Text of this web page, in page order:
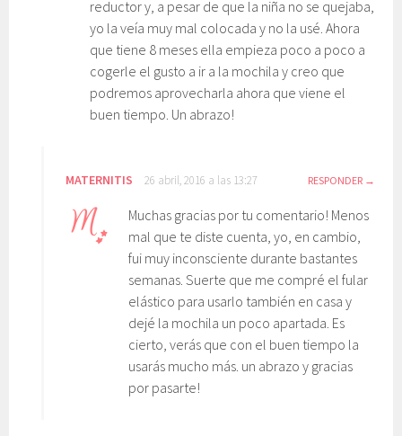
reductor y, a pesar de que la niña no se quejaba,
yo la veía muy mal colocada y no la usé. Ahora
que tiene 8 meses ella empieza poco a poco a
cogerle el gusto a ir a la mochila y creo que
podremos aprovecharla ahora que viene el
buen tiempo. Un abrazo!
MATERNITIS 26 abril, 2016 a las 13:27 RESPONDER
Muchas gracias por tu comentario! Menos
mal que te diste cuenta, yo, en cambio,
fui muy inconsciente durante bastantes
semanas. Suerte que me compré el fular
elástico para usarlo también en casa y
dejé la mochila un poco apartada. Es
cierto, verás que con el buen tiempo la
usarás mucho más. un abrazo y gracias
por pasarte!